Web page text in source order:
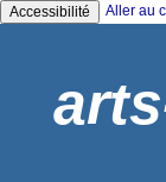
Accessibilité Aller au